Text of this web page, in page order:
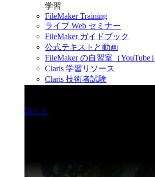
学習
FileMaker Training
ライブ Web セミナー
FileMaker ガイドブック
公式テキストと動画
FileMaker の自習室（YouTube）
Claris 学習リソース
Claris 技術者試験
詳しく